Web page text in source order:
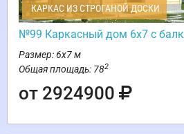
КАРКАС ИЗ СТРОГАНОЙ ДОСКИ
№99 Каркасный дом 6х7 с
Размер: 6х7 м
Общая площадь: 782
от 2924900